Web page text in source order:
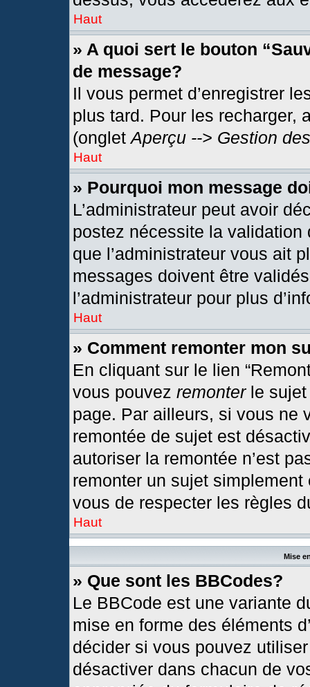
Haut
» A quoi sert le bouton
de message?
Il vous permet d’enregistrer
plus tard. Pour les recharger,
(ongletAperçu --> Gestion
Haut
» Pourquoi mon message
L’administrateur peut avoir
postez nécessite la
que l’administrateur vous ait
messages doivent être
l’administrateur pour plus
Haut
» Comment remonter mon
En cliquant sur le lien
vous pouvez remonterle sujet
page. Par ailleurs, si vous ne
remontée de sujet est
autoriser la remontée n’est
remonter un sujet
vous de respecter les règles
Haut
Mise
» Que sont les BBCodes?
Le BBCode est une variante
mise en forme des éléments
décider si vous pouvez
désactiver dans chacun de